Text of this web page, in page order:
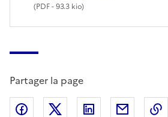
(PDF- 93.3 kio)
Partager la page
Partager sur Facebook
Partager sur X
Partager sur